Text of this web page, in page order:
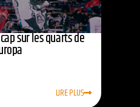
sur les quarts de
LIRE PLUS